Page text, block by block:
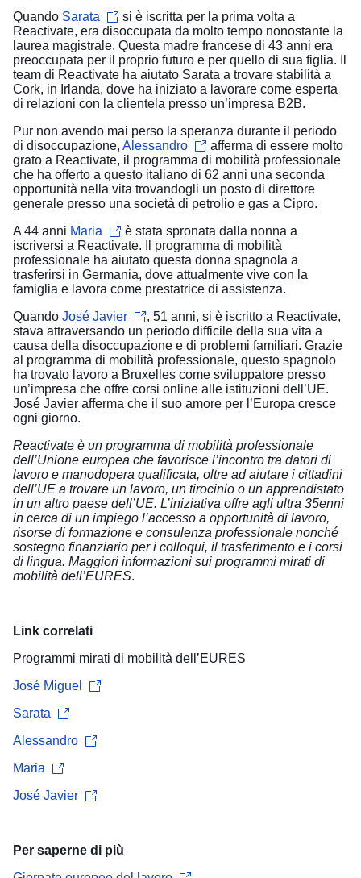
Quando Sarata
si è iscritta per la prima volta a
Reactivate, era disoccupata da molto tempo nonostante la
laurea magistrale. Questa madre francese di 43 anni era
preoccupata per il proprio futuro e per quello di sua figlia. Il
team di Reactivate ha aiutato Sarata a trovare stabilità a
Cork, in Irlanda, dove ha iniziato a lavorare come esperta
di relazioni con la clientela presso un’impresa B2B.
Pur non avendo mai perso la speranza durante il periodo
di disoccupazione, Alessandro
afferma di essere molto
grato a Reactivate, il programma di mobilità professionale
che ha offerto a questo italiano di 62 anni una seconda
opportunità nella vita trovandogli un posto di direttore
generale presso una società di petrolio e gas a Cipro.
A 44 anni Maria
è stata spronata dalla nonna a
iscriversi a Reactivate. Il programma di mobilità
professionale ha aiutato questa donna spagnola a
trasferirsi in Germania, dove attualmente vive con la
famiglia e lavora come prestatrice di assistenza.
Quando José Javier
, 51 anni, si è iscritto a Reactivate,
stava attraversando un periodo difficile della sua vita a
causa della disoccupazione e di problemi familiari. Grazie
al programma di mobilità professionale, questo spagnolo
ha trovato lavoro a Bruxelles come sviluppatore presso
un’impresa che offre corsi online alle istituzioni dell’UE.
José Javier afferma che il suo amore per l’Europa cresce
ogni giorno.
Reactivate è un programma di mobilità professionale
dell’Unione europea che favorisce l’incontro tra datori di
lavoro e manodopera qualificata, oltre ad aiutare i cittadini
dell’UE a trovare un lavoro, un tirocinio o un apprendistato
in un altro paese dell’UE. L’iniziativa offre agli ultra 35enni
in cerca di un impiego l’accesso a opportunità di lavoro,
risorse di formazione e consulenza professionale nonché
sostegno finanziario per i colloqui, il trasferimento e i corsi
di lingua. Maggiori informazioni sui programmi mirati di
mobilità dell’EURES.
Link correlati
Programmi mirati di mobilità dell’EURES
José Miguel
Sarata
Alessandro
Maria
José Javier
Per saperne di più